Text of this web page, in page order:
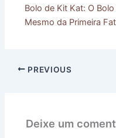
Bolo de Kit Kat: O
Mesmo da Primeira
PREVIOUS
Deixe um